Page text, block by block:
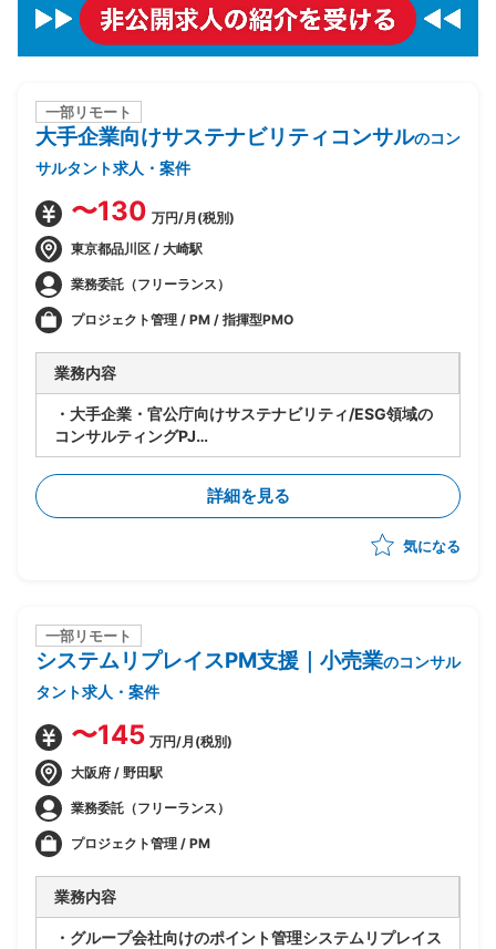
一部リモート
大手企業向けサステナビリティコンサルのコン
サルタント求人・案件
〜130 万円/月(税別)
東京都品川区 / 大崎駅
業務委託（フリーランス）
プロジェクト管理 / PM / 指揮型PMO
業務内容
・大手企業・官公庁向けサステナビリティ/ESG領域の
コンサルティングPJ
・ベンダー側コンサルタントとして提案・構想策定から
実行まで一気通貫でリード
・CSRD・ISSB・SSBJ等の開示・規制対応支援および
コンサルティング
・プロジェクト推進、スケジュール/WBS管理、課題管
詳細を見る
気になる
一部リモート
システムリプレイスPM支援｜小売業のコンサル
タント求人・案件
〜145 万円/月(税別)
大阪府 / 野田駅
業務委託（フリーランス）
プロジェクト管理 / PM
業務内容
・グループ会社向けのポイント管理システムリプレイス